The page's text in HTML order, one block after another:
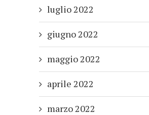
luglio 2022
giugno 2022
maggio 2022
aprile 2022
marzo 2022